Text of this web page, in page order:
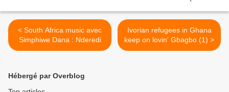
< South Africa music avec
Simphiwe Dana : Nderedi
Ivorian refugees in Ghana
keep on lovin' Gbagbo (1) >
Hébergé par Overblog